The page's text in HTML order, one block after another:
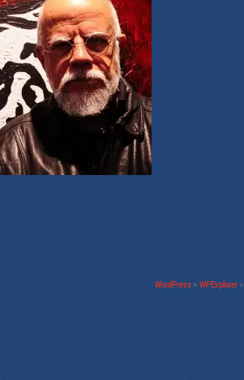
WordPress+ WPExplorer+